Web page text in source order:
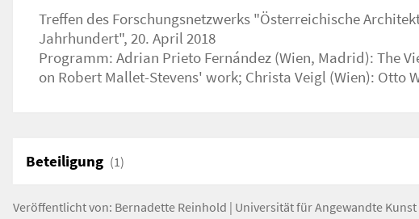
Treffen des Forschungsnetzwerks "Österreichische
Jahrhundert", 20. April 2018
Programm: Adrian Prieto Fernández (Wien, Madrid): The
on Robert Mallet-Stevens' work; Christa Veigl (Wien): Otto
Postsparkasse und ihre "Fleckerlpatschen". Zur
Plattenbefestigung
Konzept, Organisation: Ruth Hanisch, Richard
Beteiligung (1)
Veröffentlicht von: Bernadette Reinhold | Universität für Angewandte Kunst